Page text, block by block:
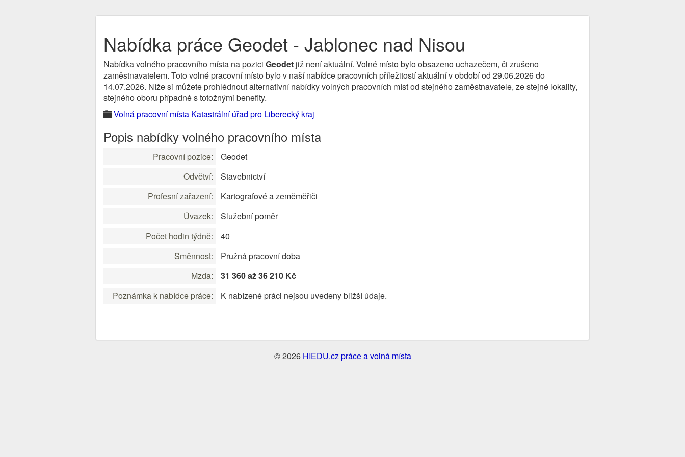
Nabídka práce Geodet - Jablonec nad Nisou
Nabídka volného pracovního místa na pozici Geodet již není aktuální. Volné místo bylo obsazeno uchazečem, či zrušeno
zaměstnavatelem. Toto volné pracovní místo bylo v naší nabídce pracovních příležitostí aktuální v období od 29.06.2026 do
14.07.2026. Níže si můžete prohlédnout alternativní nabídky volných pracovních míst od stejného zaměstnavatele, ze stejné lokality,
stejného oboru případně s totožnými benefity.
Volná pracovní místa Katastrální úřad pro Liberecký kraj
Popis nabídky volného pracovního místa
Pracovní pozice:
Geodet
Odvětví:
Stavebnictví
Profesní zařazení:
Kartografové a zeměměřiči
Úvazek:
Služební poměr
Počet hodin týdně:
40
Směnnost:
Pružná pracovní doba
Mzda:
31 360 až 36 210 Kč
Poznámka k nabídce práce:
K nabízené práci nejsou uvedeny bližší údaje.
© 2026 HIEDU.cz práce a volná místa